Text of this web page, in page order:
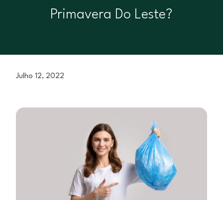
Primavera Do Leste?
Julho 12, 2022